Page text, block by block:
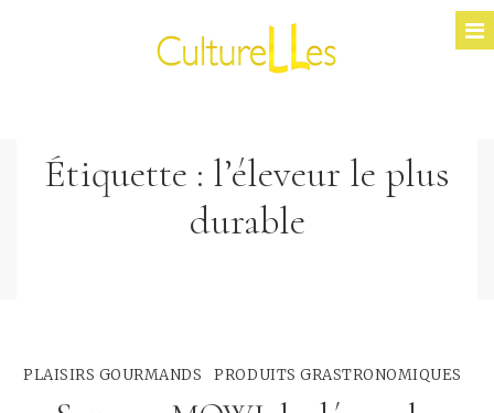
Étiquette : l’éleveur le plus
durable
PLAISIRS GOURMANDS PRODUITS GRASTRONOMIQUES